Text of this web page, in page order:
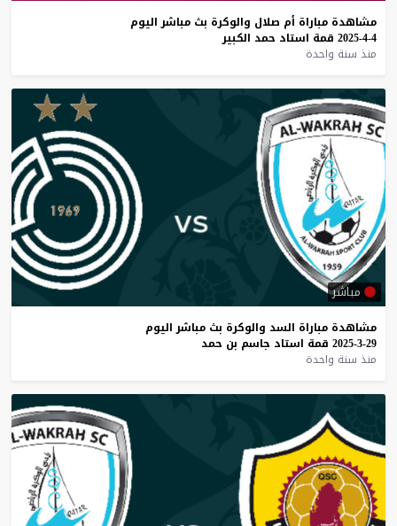
مشاهدة مباراة أم صلال والوكرة بث مباشر اليوم
4-4-2025
قمة استاد حمد الكبير
منذ سنة واحدة
مباشر
مشاهدة مباراة السد والوكرة بث مباشر اليوم
29-3-2025
قمة استاد جاسم بن حمد
منذ سنة واحدة